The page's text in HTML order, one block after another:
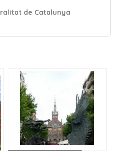
de Catalunya